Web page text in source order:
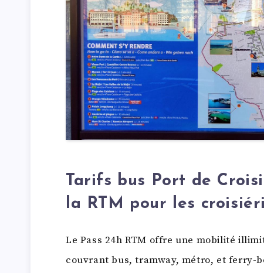
Tarifs bus Port de
la RTM pour les
Le Pass 24h RTM offre une mobilité
couvrant bus, tramway, métro, et ferry-